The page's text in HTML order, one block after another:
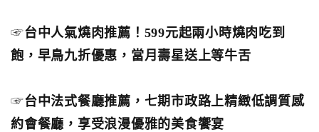
☞台中人氣燒肉推薦！599元起兩小時燒肉吃到
飽，早鳥九折優惠，當月壽星送上等牛舌
☞台中法式餐廳推薦，七期市政路上精緻低調質感
約會餐廳，享受浪漫優雅的美食饗宴